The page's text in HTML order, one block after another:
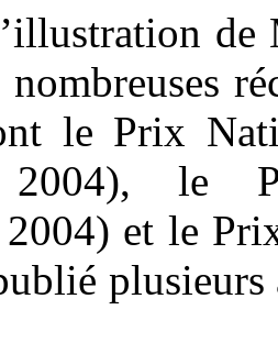
le Prix
2004), le
et le
plusieurs